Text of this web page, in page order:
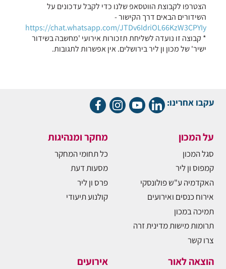
הצטרפו לקבוצת הווטסאפ שלנו כדי לקבל עדכונים על
השידורים הבאים דרך הקישור -
https://chat.whatsapp.com/JTDv6IdriOL66KzW3CPYIy
* קבוצה זו נועדה לשליחת תזכורות אירועי 'מחשבה בשידור
ישיר' של מכון ון ליר בירושלים. אין אפשרות לתגובות.
עקבו אחרינו:
על המכון
סגל המכון
קמפוס ון ליר
האקדמיה ע"ש פולונסקי
אירוח כנסים ואירועים
תמיכה במכון
תרומות מישות מדינית זרה
צרו קשר
מחקר ומנהיגות
כל תחומי המחקר
מסעות דעת
פרס ון ליר
קולנוע תיעודי
הוצאה לאור אירועים